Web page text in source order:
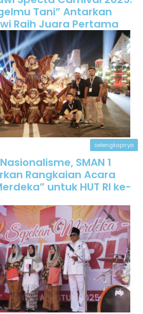
Tani” Antarkan
Raih Juara Pertama
selengkapnya
SMAN 1
Rangkaian Acara
untuk HUT RI ke-